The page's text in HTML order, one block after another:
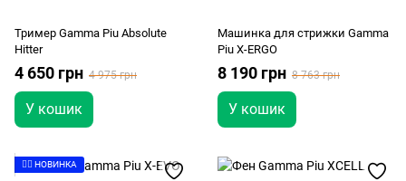
Тример Gamma Piu Absolute
Hitter
4 650 грн 4 975 грн
У кошик
Машинка для стрижки Gamma
Piu X-ERGO
8 190 грн 8 763 грн
У кошик
👉🏻 НОВИНКА